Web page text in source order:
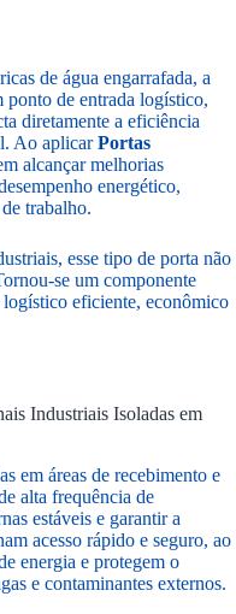
de água engarrafada, a
ponto de entrada logístico,
diretamente a eficiência
Ao aplicarPortas
alcançar melhorias
energético,
trabalho.
esse tipo de porta não
se um componente
logístico eficiente, econômico
Industriais Isoladas em
em áreas de recebimento e
alta frequência de
estáveis e garantir a
acesso rápido e seguro, ao
energia e protegem o
e contaminantes externos.